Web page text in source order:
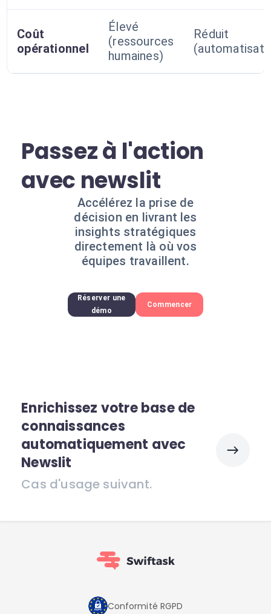
Coût
opérationnel
Élevé
(ressources
humaines)
Réduit
Passez à l'action
avec newslit
Accélérez la prise de
décision en livrant les
insights stratégiques
directement là où vos
équipes travaillent.
Réserver une
démo
Commencer
Enrichissez votre base de
connaissances
automatiquement avec
Newslit
Cas d'usage suivant.
Conformité RGPD